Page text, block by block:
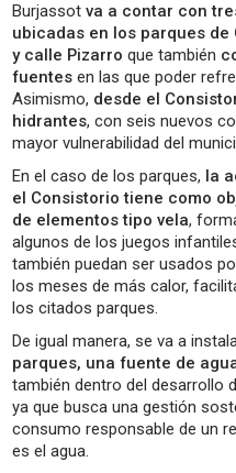
Burjassotva a contar con
ubicadas en los parques
y calle Pizarro que también
fuentes en las que poder
Asimismo, desde el
hidrantes, con seis nuevos
mayor vulnerabilidad del
En el caso de los parques, la
el Consistorio tiene como
de elementos tipo vela,
algunos de los juegos
también puedan ser usados
los meses de más calor,
los citados parques.
De igual manera, se va a
parques, una fuente de
también dentro del desarrollo
ya que busca una gestión
consumo responsable de un
es el agua.